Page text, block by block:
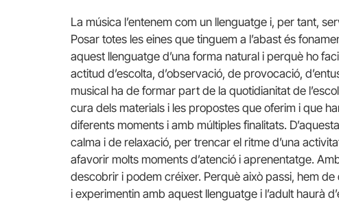
La música l’entenem com un llenguatge i, per tant,
Posar totes les eines que tinguem a l’abast és
aquest llenguatge d’una forma natural i perquè ho
actitud d’escolta, d’observació, de provocació,
musical ha de formar part de la quotidianitat de
cura dels materials i les propostes que oferim i que
diferents moments i amb múltiples finalitats.
calma i de relaxació, per trencar el ritme d’una
afavorir molts moments d’atenció i aprenentatge.
descobrir i podem créixer. Perquè això passi, hem
i experimentin amb aquest llenguatge i l’adult haurà